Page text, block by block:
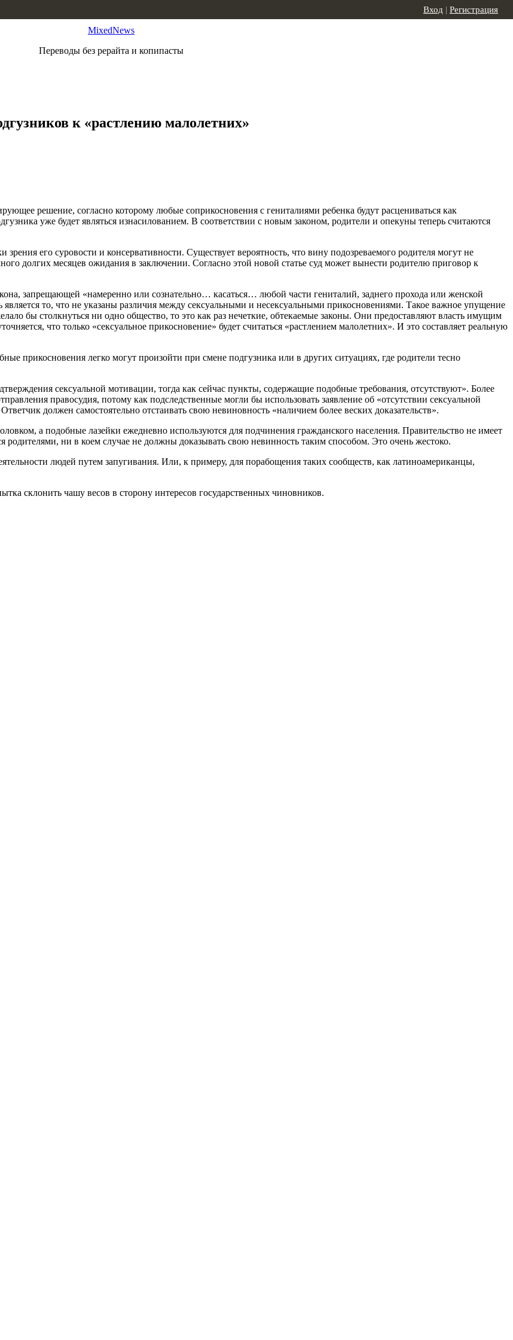
MixedNews
Переводы без рерайта и копипасты
Вход | Регистрация
к «растлению малолетних»
решение, согласно которому любые соприкосновения с гениталиями ребенка будут расцениваться как
уже будет являться изнасилованием. В соответствии с новым законом, родители и опекуны теперь считаются
его суровости и консервативности. Существует вероятность, что вину подозреваемого родителя могут не
долгих месяцев ожидания в заключении. Согласно этой новой статье суд может вынести родителю приговор к
запрещающей «намеренно или сознательно… касаться… любой части гениталий, заднего прохода или женской
то, что не указаны различия между сексуальными и несексуальными прикосновениями. Такое важное упущение
бы столкнуться ни одно общество, то это как раз нечеткие, обтекаемые законы. Они предоставляют власть имущим
что только «сексуальное прикосновение» будет считаться «растлением малолетних». И это составляет реальную
прикосновения легко могут произойти при смене подгузника или в других ситуациях, где родители тесно
сексуальной мотивации, тогда как сейчас пункты, содержащие подобные требования, отсутствуют». Более
правосудия, потому как подследственные могли бы использовать заявление об «отсутствии сексуальной
должен самостоятельно отстаивать свою невиновность «наличием более веских доказательств».
а подобные лазейки ежедневно используются для подчинения гражданского населения. Правительство не имеет
родителями, ни в коем случае не должны доказывать свою невинность таким способом. Это очень жестоко.
людей путем запугивания. Или, к примеру, для порабощения таких сообществ, как латиноамериканцы,
склонить чашу весов в сторону интересов государственных чиновников.